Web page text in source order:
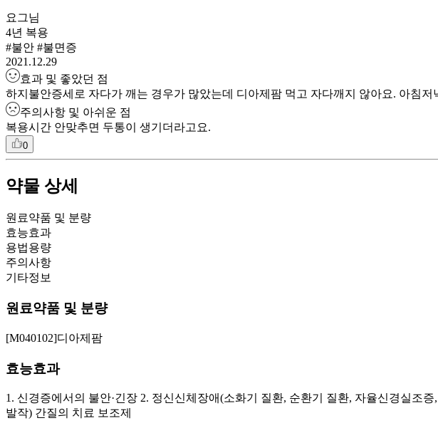
요그님
4년 복용
#불안 #불면증
2021.12.29
효과 및 좋았던 점
하지불안증세로 자다가 깨는 경우가 많았는데 디아제팜 먹고 자다깨지 않아요. 아침저
주의사항 및 아쉬운 점
복용시간 안맞추면 두통이 생기더라고요.
0
약물 상세
원료약품 및 분량
효능효과
용법용량
주의사항
기타정보
원료약품 및 분량
[M040102]디아제팜
효능효과
1. 신경증에서의 불안·긴장 2. 정신신체장애(소화기 질환, 순환기 질환, 자율신경실조
발작) 간질의 치료 보조제